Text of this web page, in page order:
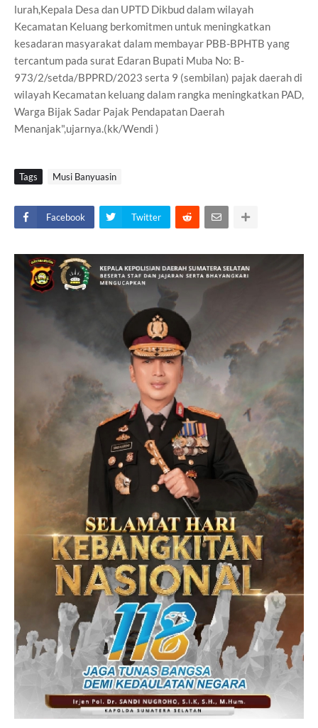
lurah,Kepala Desa dan UPTD Dikbud dalam wilayah
Kecamatan Keluang berkomitmen untuk meningkatkan
kesadaran masyarakat dalam membayar PBB-BPHTB yang
tercantum pada surat Edaran Bupati Muba No: B-
973/2/setda/BPPRD/2023 serta 9 (sembilan) pajak daerah di
wilayah Kecamatan keluang dalam rangka meningkatkan PAD,
Warga Bijak Sadar Pajak Pendapatan Daerah
Menanjak",ujarnya.(kk/Wendi )
Tags Musi Banyuasin
Facebook Twitter